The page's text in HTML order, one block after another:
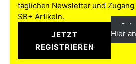
täglichen Newsletter und
SB+ Artikeln.
JETZT
REGISTRIEREN
Hier